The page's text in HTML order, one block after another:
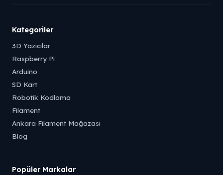
Kategoriler
3D Yazıcılar
Raspberry Pi
Arduino
SD Kart
Robotik Kodlama
Filament
Ankara Filament Mağazası
Blog
Popüler Markalar